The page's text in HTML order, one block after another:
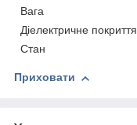
Вага
Діелектричне покриття
Стан
Приховати